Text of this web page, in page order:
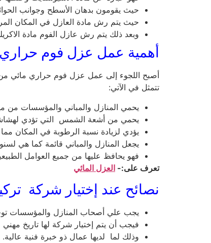
حيث يقومون بدهان الأسطح وجوانب
حيث يتم رش مادة العازل في المكان
وبعد ذلك يتم رش عازل الفوم مادة
أهمية عمل عزل فوم
أصبح اللجوء إلى عمل عزل فوم حراري مائي من
تتمثل في الآتي:
يحمي المنازل والمباني والمؤسسات
يحمي من أشعة الشمس التي تؤدي لهشاشة
يؤدي لزيادة نسبة الرطوبة في المكان
يجعل المنازل والمباني قائمة كما هي
فهو يحافظ عليها من جميع العوامل
تعرف على:- العزل المائي
نصائح عند إختيار شركة
يجب علي أصحاب المنازل والمؤسسات
فيجب أن يتم إختيار شركة لها تاريخ
وذلك لما لديها عمال ذو خبرة فنية عالية.